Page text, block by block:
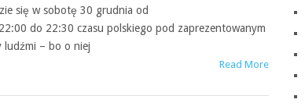
się w sobotę 30 grud­nia od
do 22:30 czasu pol­skiego pod zaprezen­towanym
ludźmi – bo o niej
Read More